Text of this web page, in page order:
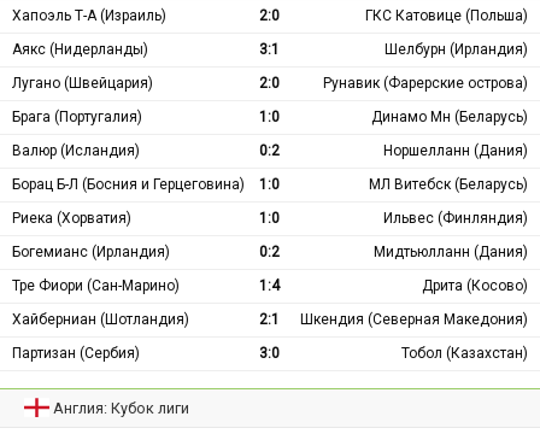
Хапоэль Т-А (Израиль)
2:0
ГКС Катовице (Польша)
Аякс (Нидерланды)
3:1
Шелбурн (Ирландия)
Лугано (Швейцария)
2:0
Рунавик (Фарерские острова)
Брага (Португалия)
1:0
Динамо Мн (Беларусь)
Валюр (Исландия)
0:2
Норшелланн (Дания)
Борац Б-Л (Босния и Герцеговина)
1:0
МЛ Витебск (Беларусь)
Риека (Хорватия)
1:0
Ильвес (Финляндия)
Богемианс (Ирландия)
0:2
Мидтьюлланн (Дания)
Тре Фиори (Сан-Марино)
1:4
Дрита (Косово)
Хайберниан (Шотландия)
2:1
Шкендия (Северная Македония)
Партизан (Сербия)
3:0 Тобол (Казахстан)
Англия: Кубок лиги